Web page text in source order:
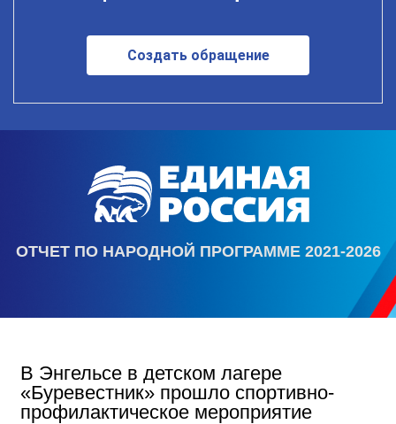
Создать обращение
ОТЧЕТ ПО НАРОДНОЙ ПРОГРАММЕ 2021-2026
В Энгельсе в детском лагере
«Буревестник» прошло спортивно-
профилактическое мероприятие